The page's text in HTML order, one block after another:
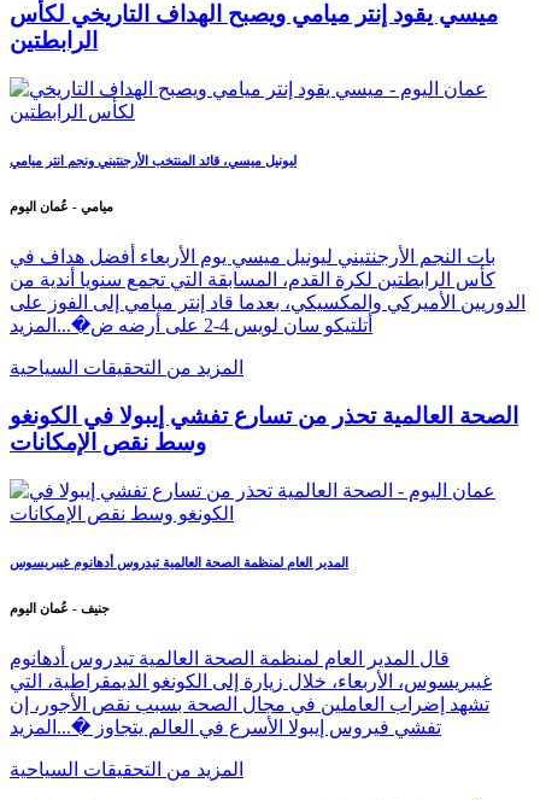
ميسي يقود إنتر ميامي ويصبح الهداف التاريخي لكأس
الرابطتين
ليونيل ميسي، قائد المنتخب الأرجنتيني ونجم انتر ميامي
ميامي - عُمان اليوم
بات النجم الأرجنتيني ليونيل ميسي يوم الأربعاء أفضل هداف في
كأس الرابطتين لكرة القدم، المسابقة التي تجمع سنويا أندية من
الدوريين الأميركي والمكسيكي، بعدما قاد إنتر ميامي إلى الفوز على
أتلتيكو سان لويس 4-2 على أرضه ض�...
المزيد
المزيد من التحقيقات السياحية
الصحة العالمية تحذر من تسارع تفشي إيبولا في الكونغو
وسط نقص الإمكانات
المدير العام لمنظمة الصحة العالمية تيدروس أدهانوم غيبريسوس
جنيف - عُمان اليوم
قال المدير العام لمنظمة الصحة العالمية تيدروس أدهانوم
غيبريسوس، الأربعاء، خلال زيارة إلى الكونغو الديمقراطية، التي
تشهد إضراب العاملين في مجال الصحة بسبب نقص الأجور، إن
تفشي فيروس إيبولا الأسرع في العالم يتجاوز �... المزيد
المزيد من التحقيقات السياحية